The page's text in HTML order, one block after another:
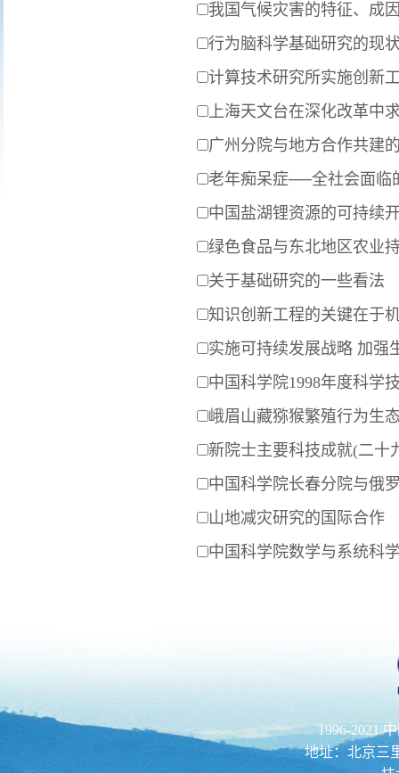
我国气候灾害的特征、成
行为脑科学基础研究的现
计算技术研究所实施创新
上海天文台在深化改革中
广州分院与地方合作共建
老年痴呆症──全社会面临
中国盐湖锂资源的可持续
绿色食品与东北地区农业
关于基础研究的一些看法
知识创新工程的关键在于
实施可持续发展战略 加强
中国科学院1998年度科学
峨眉山藏猕猴繁殖行为生
新院士主要科技成就(二十
中国科学院长春分院与俄
山地减灾研究的国际合作
中国科学院数学与系统科
1996-2021
地址：北京三